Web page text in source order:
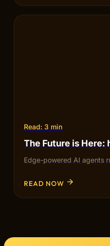
Read: 3 min
The Future is
Edge-powered AI agents
READ NOW